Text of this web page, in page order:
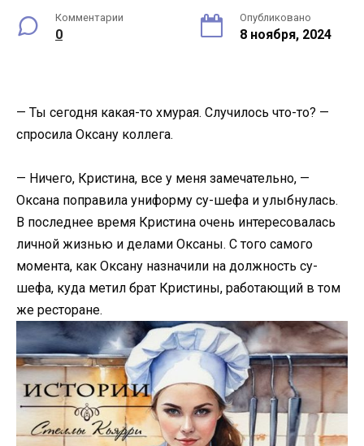
Комментарии
0
Опубликовано
8 ноября, 2024
— Ты сегодня какая-то хмурая. Случилось что-то? —
спросила Оксану коллега.
— Ничего, Кристина, все у меня замечательно, —
Оксана поправила униформу су-шефа и улыбнулась.
В последнее время Кристина очень интересовалась
личной жизнью и делами Оксаны. С того самого
момента, как Оксану назначили на должность су-
шефа, куда метил брат Кристины, работающий в том
же ресторане.